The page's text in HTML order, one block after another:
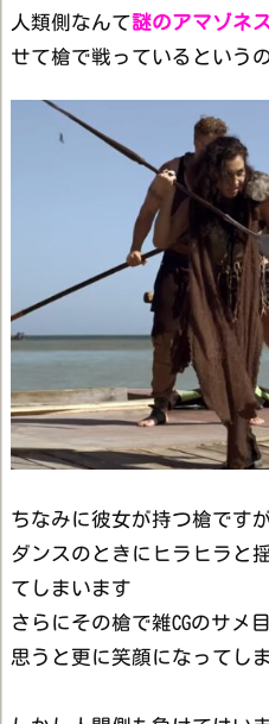
人類側なんて謎のアマゾネ
せて槍で戦っているという
ちなみに彼女が持つ槍です
ダンスのときにヒラヒラと
てしまいます
さらにその槍で雑CGのサメ
思うと更に笑顔になってし